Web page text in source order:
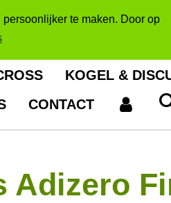
te maken. Door op
KOGEL &
CONTACT
Adizero